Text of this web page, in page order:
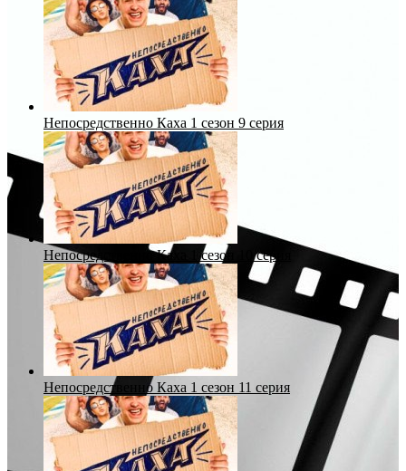
Непосредственно Каха 1 сезон 9 серия
Непосредственно Каха 1 сезон 10 серия
Непосредственно Каха 1 сезон 11 серия